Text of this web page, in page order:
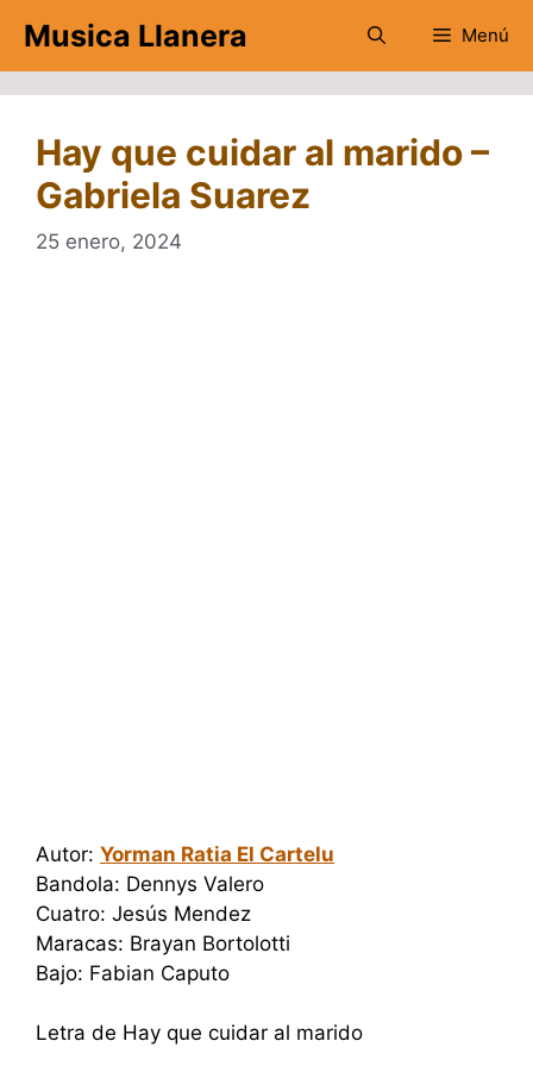
contenido
Musica Llanera Menú
Hay que cuidar al marido –
Gabriela Suarez
25 enero, 2024
Autor: Yorman Ratia El Cartelu
Bandola: Dennys Valero
Cuatro: Jesús Mendez
Maracas: Brayan Bortolotti
Bajo: Fabian Caputo
Letra de Hay que cuidar al marido